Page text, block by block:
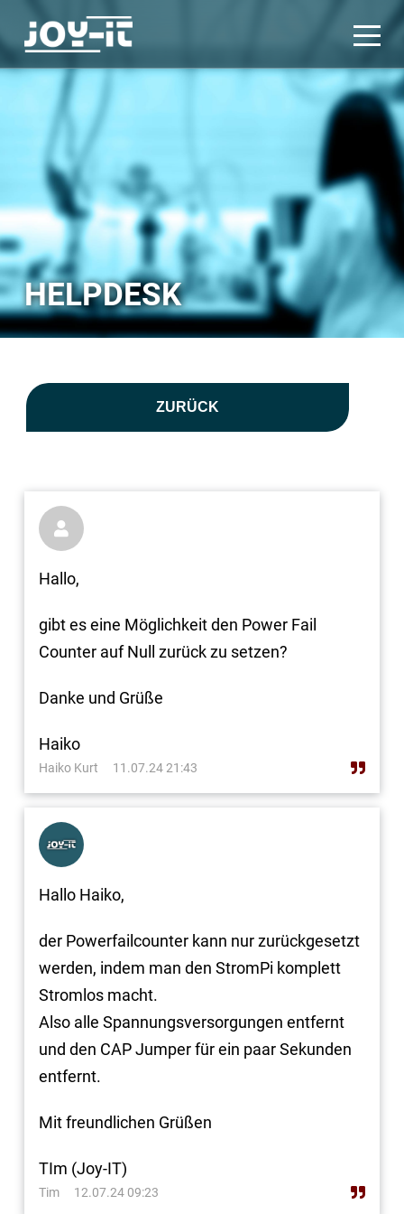
HELPDESK
ZURÜCK

Hallo,
gibt es eine Möglichkeit den Power Fail
Counter auf Null zurück zu setzen?
Danke und Grüße
Haiko
Haiko Kurt 11.07.24 21:43
Hallo Haiko,
der Powerfailcounter kann nur zurückgesetzt
werden, indem man den StromPi komplett
Stromlos macht.
Also alle Spannungsversorgungen entfernt
und den CAP Jumper für ein paar Sekunden
entfernt.
Mit freundlichen Grüßen
TIm (Joy-IT)
Tim 12.07.24 09:23